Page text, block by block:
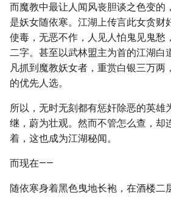
而魔教中最让人闻风丧胆谈之色变的
是妖女随依寒。江湖上传言此女贪财
使毒，无恶不作，人见人怕鬼见鬼愁
二字。甚至以武林盟主为首的江湖白
凡抓到魔教妖女者，重赏白银三万两
的优先人选。
所以，无时无刻都有惩奸除恶的英雄
继，蔚为壮观。然而不管怎么查，却
着，这也成为江湖秘闻。
而现在——
随依寒身着黑色曳地长袍，在酒楼二